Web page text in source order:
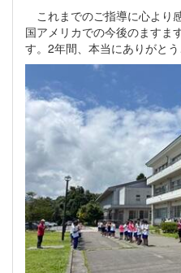
これまでのご指導に心より
国アメリカでの今後のますま
す。2年間、本当にありがとう